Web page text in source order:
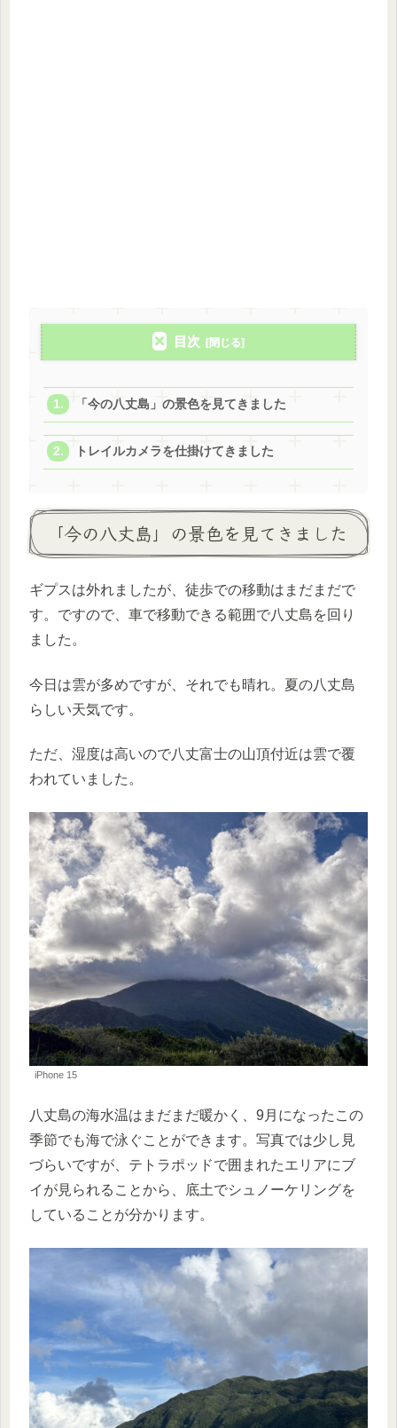
目次
「今の八丈島」の景色を見てきました
トレイルカメラを仕掛けてきました
「今の八丈島」の景色を見てきました
ギプスは外れましたが、徒歩での移動はまだまだで
す。ですので、車で移動できる範囲で八丈島を回り
ました。
今日は雲が多めですが、それでも晴れ。夏の八丈島
らしい天気です。
ただ、湿度は高いので八丈富士の山頂付近は雲で覆
われていました。
iPhone 15
八丈島の海水温はまだまだ暖かく、9月になったこの
季節でも海で泳ぐことができます。写真では少し見
づらいですが、テトラポッドで囲まれたエリアにブ
イが見られることから、底土でシュノーケリングを
していることが分かります。